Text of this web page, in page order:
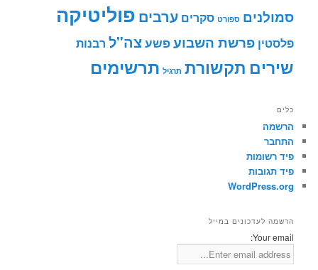
סמולנים ספורט סקרים ערבים פוליטיקה
פלסטין פרשת השבועפשעצה"ל רבנות
שירים תקשורת תרגיל תרשימים
כלים
הרשמה
התחבר
פיד רשומות
פיד תגובות
WordPress.org
הרשמה לעדכונים במייל
Your email: